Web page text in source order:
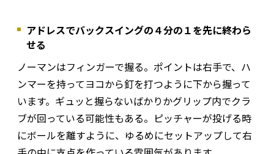
アドレスでバックスイングの４分の１を先に終わら
せる
ノーマンはフィンガーで握る。ポイントは右手で、ハ
ンマーを持ってヨコから釘を打つように下から握って
います。ギュッと握らないばかりかグリップ内でクラ
ブが回っている可能性もある。ピッチャーが投げる時
にボールを離すように、ゆるめにセットアップして右